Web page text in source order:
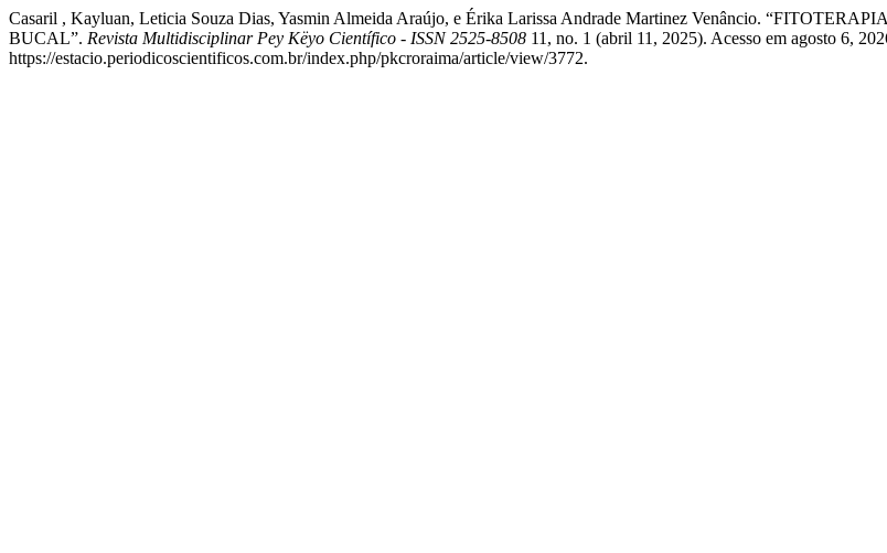
Casaril , Kayluan, Leticia Souza Dias, Yasmin Almeida Araújo, e Érika Larissa Andrade Martinez Venâncio.
BUCAL”. Revista Multidisciplinar Pey Këyo Científico - ISSN 2525-8508 11, no. 1 (abril 11, 2025). Acesso em agosto 6,
https://estacio.periodicoscientificos.com.br/index.php/pkcroraima/article/view/3772.